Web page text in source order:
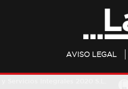
AVISO LEGAL